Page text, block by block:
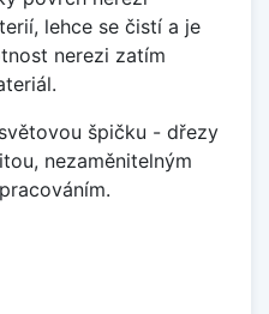
lehce se čistí a je
nerezi zatím
špičku - dřezy
nezaměnitelným